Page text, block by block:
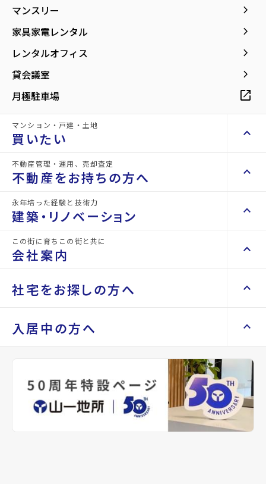
マンスリー keyboard_arrow_right
家具家電レンタル keyboard_arrow_right
レンタルオフィス keyboard_arrow_right
貸会議室 keyboard_arrow_right
月極駐車場 open_in_new
マンション・戸建・土地
買いたい keyboard_arrow_up
不動産を買いたい方へ keyboard_arrow_right
space_dashboard
エリアから探す
space_dashboard
土地を探す
エリアから探す
train
路線から探す
事業用・投資用を探す keyboard_arrow_right
不動産管理・運用、売却査定
不動産をお持ちの方へ keyboard_arrow_up
不動産をお持ちの方へ keyboard_arrow_right
山一地所の賃貸管理
不動産を貸すまでの流れ
空き家サポートサービス
不動産を売却したい keyboard_arrow_right
相続相談をしたい keyboard_arrow_right
不動産に投資したい keyboard_arrow_right
永年培った経験と技術力
建築・リノベーション keyboard_arrow_up
建築・リノベーション keyboard_arrow_right
Renotta（リノッタ） keyboard_arrow_right
この街に育ちこの街と共に
会社案内 keyboard_arrow_up
会社案内 keyboard_arrow_right
会社概要・沿革 keyboard_arrow_right
keyboard_arrow_right
パーパス keyboard_arrow_right
CM紹介
社宅をお探しの方へ keyboard_arrow_up
社宅をお探しの方へ keyboard_arrow_right
keyboard_arrow_right
レンタルオフィス keyboard_arrow_right
貸会議室 keyboard_arrow_right
open_in_new
入居中の方へ keyboard_arrow_up
keyboard_arrow_right
退去される方へ keyboard_arrow_right
※準備中 住まいのしおり（PDF）
アクセス
宮城交通バス バス停『センター南』から徒
歩3分
仙台市地下鉄南北線/泉中央駅 徒歩60分
所在地
現在募集中の物件 arrow_forward
3階
space_dashboard64.10m² currency_yen 86000 arrow_forward
print 印刷
同じ建物で現在募集中
の物件
Properties For Rent